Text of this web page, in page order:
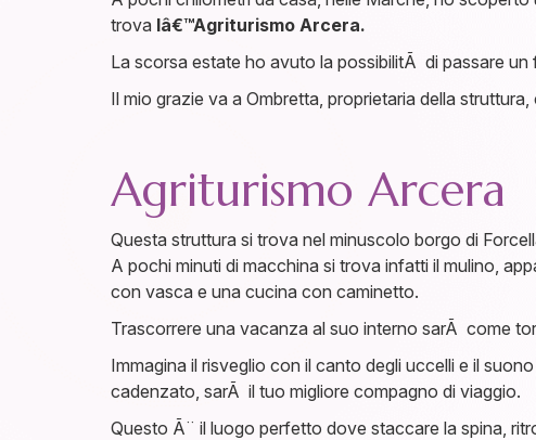
trova lâ€™Agriturismo Arcera.
La scorsa estate ho avuto la possibilitÃ di passare
Il mio grazie va a Ombretta, proprietaria della
Agriturismo Arcera
Questa struttura si trova nel minuscolo borgo di
A pochi minuti di macchina si trova infatti il mulino,
con vasca e una cucina con caminetto.
Trascorrere una vacanza al suo interno sarÃ come
Immagina il risveglio con il canto degli uccelli e il
cadenzato, sarÃ il tuo migliore compagno di viaggio.
Questo Ã¨ il luogo perfetto dove staccare la spina,